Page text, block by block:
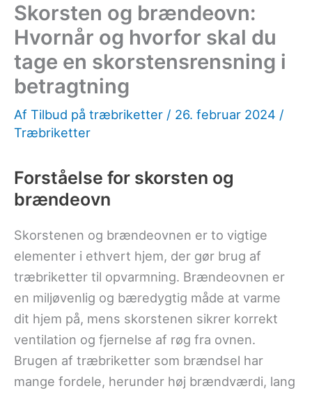
Skorsten og brændeovn:
Hvornår og hvorfor skal du
tage en skorstensrensning i
betragtning
Af Tilbud på træbriketter / 26. februar 2024 /
Træbriketter
Forståelse for skorsten og
brændeovn
Skorstenen og brændeovnen er to vigtige
elementer i ethvert hjem, der gør brug af
træbriketter til opvarmning. Brændeovnen er
en miljøvenlig og bæredygtig måde at varme
dit hjem på, mens skorstenen sikrer korrekt
ventilation og fjernelse af røg fra ovnen.
Brugen af træbriketter som brændsel har
mange fordele, herunder høj brændværdi, lang